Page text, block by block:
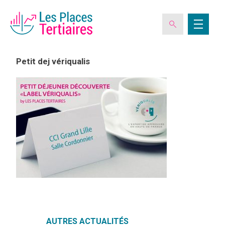
ESPACE ADHÉRENT
L’ASSOCIATION
LES CLUBS DES PLACES TERTIAIRES
Petit dej vériqualis
AUTRES ACTUALITÉS